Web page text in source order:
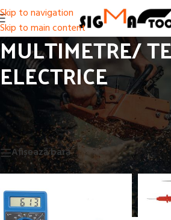
Skip to navigation
Skip to main content
MULTIMETRE/
ELECTRICE
Prima pagină /SCULE ELECTRICE,
MULTIMETRE/ TESTERE ELECTRICE
Afișez toate cele 12 rezultate
Afișează bară